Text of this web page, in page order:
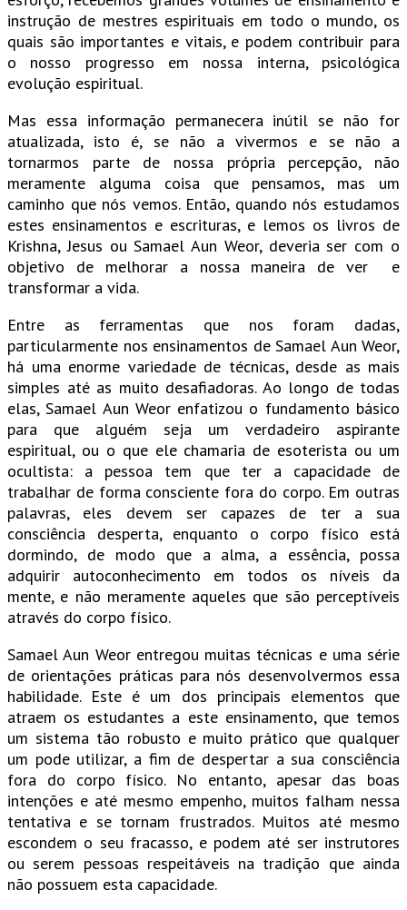
instrução de mestres espirituais em todo o mundo, os
quais são importantes e vitais, e podem contribuir para
o nosso progresso em nossa interna, psicológica
evolução espiritual.
Mas essa informação permanecera inútil se não for
atualizada, isto é, se não a vivermos e se não a
tornarmos parte de nossa própria percepção, não
meramente alguma coisa que pensamos, mas um
caminho que nós vemos. Então, quando nós estudamos
estes ensinamentos e escrituras, e lemos os livros de
Krishna, Jesus ou Samael Aun Weor, deveria ser com o
objetivo de melhorar a nossa maneira de ver e
transformar a vida.
Entre as ferramentas que nos foram dadas,
particularmente nos ensinamentos de Samael Aun Weor,
há uma enorme variedade de técnicas, desde as mais
simples até as muito desafiadoras. Ao longo de todas
elas, Samael Aun Weor enfatizou o fundamento básico
para que alguém seja um verdadeiro aspirante
espiritual, ou o que ele chamaria de esoterista ou um
ocultista: a pessoa tem que ter a capacidade de
trabalhar de forma consciente fora do corpo. Em outras
palavras, eles devem ser capazes de ter a sua
consciência desperta, enquanto o corpo físico está
dormindo, de modo que a alma, a essência, possa
adquirir autoconhecimento em todos os níveis da
mente, e não meramente aqueles que são perceptíveis
através do corpo físico.
Samael Aun Weor entregou muitas técnicas e uma série
de orientações práticas para nós desenvolvermos essa
habilidade. Este é um dos principais elementos que
atraem os estudantes a este ensinamento, que temos
um sistema tão robusto e muito prático que qualquer
um pode utilizar, a fim de despertar a sua consciência
fora do corpo físico. No entanto, apesar das boas
intenções e até mesmo empenho, muitos falham nessa
tentativa e se tornam frustrados. Muitos até mesmo
escondem o seu fracasso, e podem até ser instrutores
ou serem pessoas respeitáveis na tradição que ainda
não possuem esta capacidade.